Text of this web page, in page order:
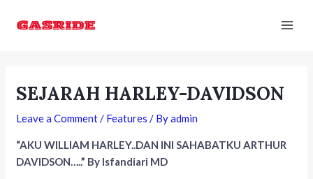
SEJARAH HARLEY-DAVIDSON
Leave a Comment/ Features / Byadmin
“AKU WILLIAM HARLEY..DAN INI SAHABATKU ARTHUR
DAVIDSON…..” By Isfandiari MD
navigation